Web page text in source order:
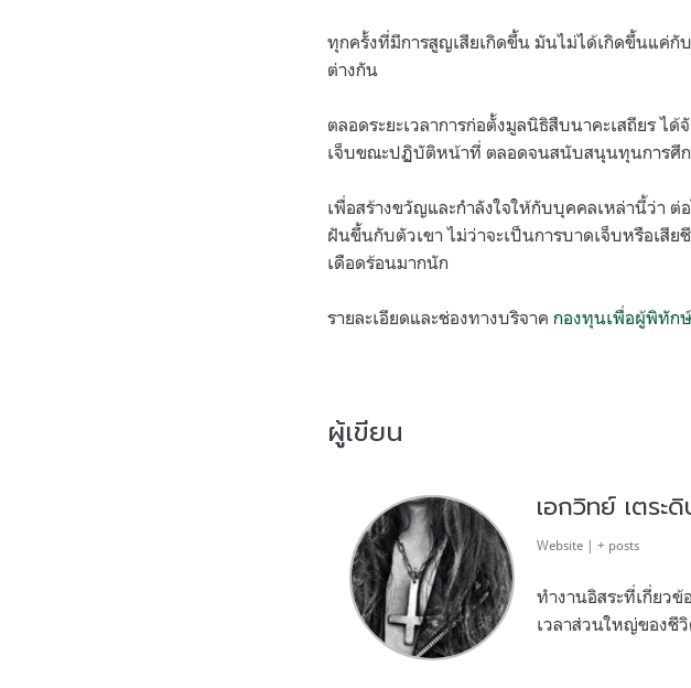
ทุกครั้งที่มีการสูญเสียเกิดขึ้น มันไม่ได้เกิดขึ้นแค่กั
ต่างกัน
ตลอดระยะเวลาการก่อตั้งมูลนิธิสืบนาคะเสถียร
เจ็บขณะปฏิบัติหน้าที่ ตลอดจนสนับสนุนทุนการศึ
เพื่อสร้างขวัญและกำลังใจให้กับบุคคลเหล่านี้ว่า
ฝันขึ้นกับตัวเขา ไม่ว่าจะเป็นการบาดเจ็บหรือเสี
เดือดร้อนมากนัก
รายละเอียดและช่องทางบริจาค กองทุนเพื่อผู้พิทัก
ผู้เขียน
เอกวิทย์ เตระ
Website | + posts
ทำงานอิสระที่เกี่ยว
เวลาส่วนใหญ่ของชี